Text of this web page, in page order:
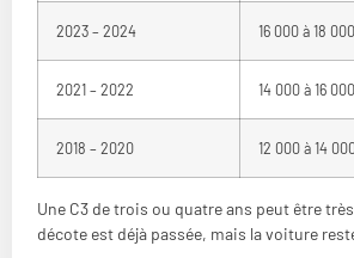
2023 – 2024 16 000 à 18
2021 – 2022 14 000 à 16
2018 – 2020 12 000 à 14
Une C3 de trois ou quatre ans peut être
décote est déjà passée, mais la voiture